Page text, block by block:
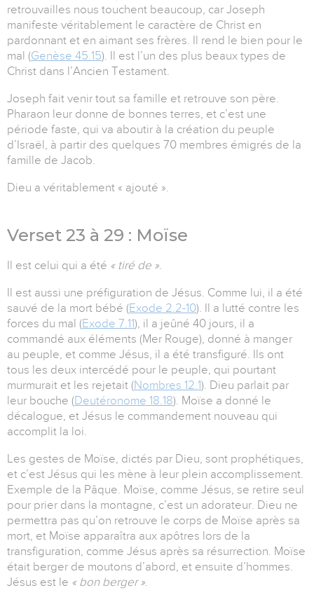
retrouvailles nous touchent beaucoup, car Joseph
manifeste véritablement le caractère de Christ en
pardonnant et en aimant ses frères. Il rend le bien pour le
mal (Genèse 45.15). Il est l’un des plus beaux types de
Christ dans l’Ancien Testament.
Joseph fait venir tout sa famille et retrouve son père.
Pharaon leur donne de bonnes terres, et c’est une
période faste, qui va aboutir à la création du peuple
d’Israël, à partir des quelques 70 membres émigrés de la
famille de Jacob.
Dieu a véritablement « ajouté ».
Verset 23 à 29 : Moïse
Il est celui qui a été « tiré de ».
Il est aussi une préfiguration de Jésus. Comme lui, il a été
sauvé de la mort bébé (Exode 2.2-10). Il a lutté contre les
forces du mal (Exode 7.11), il a jeûné 40 jours, il a
commandé aux éléments (Mer Rouge), donné à manger
au peuple, et comme Jésus, il a été transfiguré. Ils ont
tous les deux intercédé pour le peuple, qui pourtant
murmurait et les rejetait (Nombres 12.1). Dieu parlait par
leur bouche (Deutéronome 18.18). Moïse a donné le
décalogue, et Jésus le commandement nouveau qui
accomplit la loi.
Les gestes de Moïse, dictés par Dieu, sont prophétiques,
et c’est Jésus qui les mène à leur plein accomplissement.
Exemple de la Pâque. Moïse, comme Jésus, se retire seul
pour prier dans la montagne, c’est un adorateur. Dieu ne
permettra pas qu’on retrouve le corps de Moïse après sa
mort, et Moïse apparaîtra aux apôtres lors de la
transfiguration, comme Jésus après sa résurrection. Moïse
était berger de moutons d’abord, et ensuite d’hommes.
Jésus est le « bon berger ».